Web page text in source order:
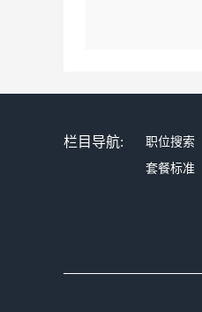
栏目导航: 职位搜索
套餐标准